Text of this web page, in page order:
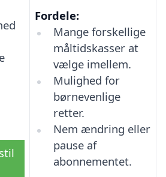
Fordele:
Mange forskellige
måltidskasser at
vælge imellem.
Mulighed for
børnevenlige
retter.
Nem ændring eller
pause af
abonnementet.